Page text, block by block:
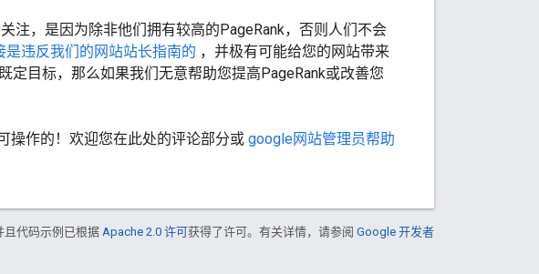
注，是因为除非他们拥有较高的PageRank，否则人们不会
是违反我们的网站站长指南的 ，并极有可能给您的网站带来
目标，那么如果我们无意帮助您提高PageRank或改善您
操作的！欢迎您在此处的评论部分或 google网站管理员帮助
且代码示例已根据 Apache 2.0 许可获得了许可。有关详情，请参阅 Google 开发者